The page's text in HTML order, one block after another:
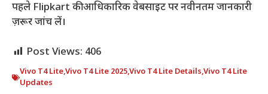
पहले Flipkart की आधिकारिक वेबसाइट पर नवीनतम जानकारी
ज़रूर जांच लें।
Post Views: 406
Vivo T4 Lite,Vivo T4 Lite 2025,Vivo T4 Lite Details,Vivo T4 Lite
Updates